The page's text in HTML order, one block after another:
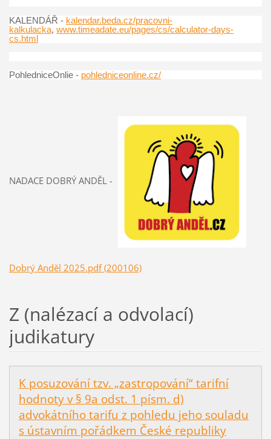
KALENDÁŘ - kalendar.beda.cz/pracovni-
kalkulacka, www.timeadate.eu/pages/cs/calculator-days-
cs.html
PohledniceOnlie - pohledniceonline.cz/
NADACE DOBRÝ ANDĚL -
Dobrý Anděl 2025.pdf (200106)
Z (nalézací a odvolací)
judikatury
K posuzování tzv. „zastropování“ tarifní
hodnoty v § 9a odst. 1 písm. d)
advokátního tarifu z pohledu jeho souladu
s ústavním pořádkem České republiky